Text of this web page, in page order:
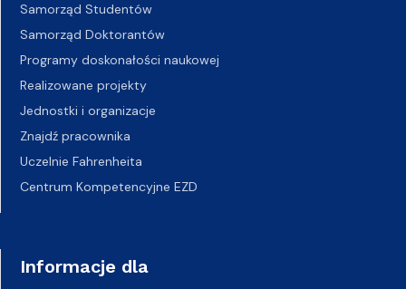
Samorząd Studentów
Samorząd Doktorantów
Programy doskonałości naukowej
Realizowane projekty
Jednostki i organizacje
Znajdź pracownika
Uczelnie Fahrenheita
Centrum Kompetencyjne EZD
Informacje dla